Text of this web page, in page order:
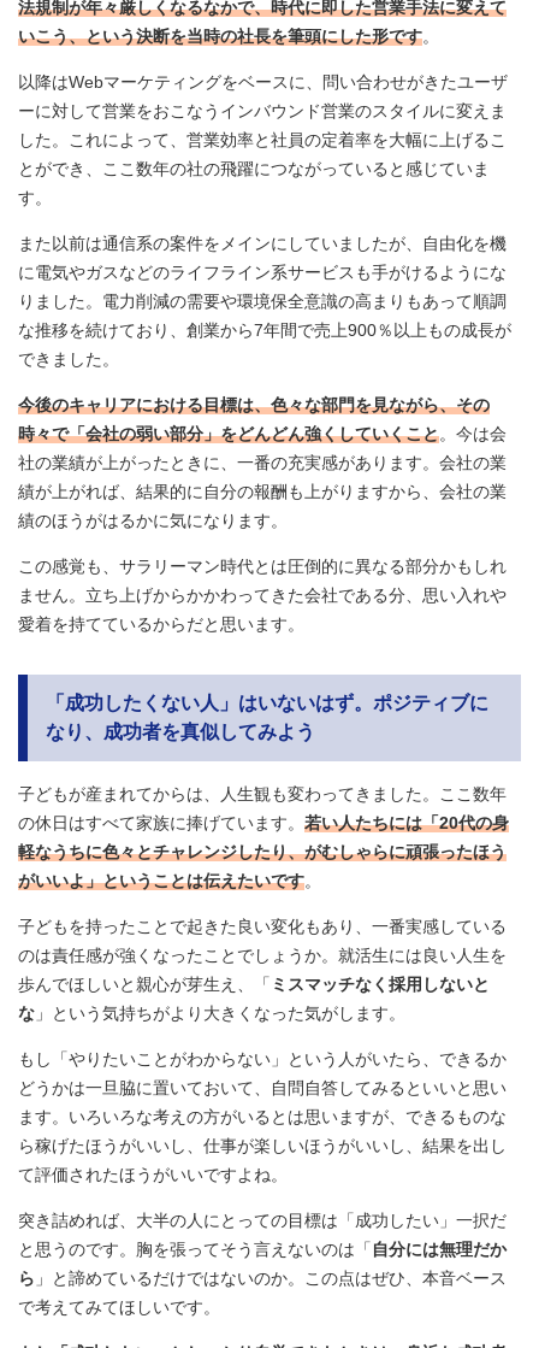
法規制が年々厳しくなるなかで、時代に即した営業手法に変えて
いこう、という決断を当時の社長を筆頭にした形です。
以降はWebマーケティングをベースに、問い合わせがきたユーザ
ーに対して営業をおこなうインバウンド営業のスタイルに変えま
した。これによって、営業効率と社員の定着率を大幅に上げるこ
とができ、ここ数年の社の飛躍につながっていると感じていま
す。
また以前は通信系の案件をメインにしていましたが、自由化を機
に電気やガスなどのライフライン系サービスも手がけるようにな
りました。電力削減の需要や環境保全意識の高まりもあって順調
な推移を続けており、創業から7年間で売上900％以上もの成長が
できました。
今後のキャリアにおける目標は、色々な部門を見ながら、その
時々で「会社の弱い部分」をどんどん強くしていくこと。今は会
社の業績が上がったときに、一番の充実感があります。会社の業
績が上がれば、結果的に自分の報酬も上がりますから、会社の業
績のほうがはるかに気になります。
この感覚も、サラリーマン時代とは圧倒的に異なる部分かもしれ
ません。立ち上げからかかわってきた会社である分、思い入れや
愛着を持てているからだと思います。
「成功したくない人」はいないはず。ポジティブに
なり、成功者を真似してみよう
子どもが産まれてからは、人生観も変わってきました。ここ数年
の休日はすべて家族に捧げています。 若い人たちには「20代の身
軽なうちに色々とチャレンジしたり、がむしゃらに頑張ったほう
がいいよ」ということは伝えたいです。
子どもを持ったことで起きた良い変化もあり、一番実感している
のは責任感が強くなったことでしょうか。就活生には良い人生を
歩んでほしいと親心が芽生え、「 ミスマッチなく採用しないと
な 」という気持ちがより大きくなった気がします。
もし「やりたいことがわからない」という人がいたら、できるか
どうかは一旦脇に置いておいて、自問自答してみるといいと思い
ます。いろいろな考えの方がいるとは思いますが、できるものな
ら稼げたほうがいいし、仕事が楽しいほうがいいし、結果を出し
て評価されたほうがいいですよね。
突き詰めれば、大半の人にとっての目標は「成功したい」一択だ
と思うのです。胸を張ってそう言えないのは「 自分には無理だか
ら 」と諦めているだけではないのか。この点はぜひ、本音ベース
で考えてみてほしいです。